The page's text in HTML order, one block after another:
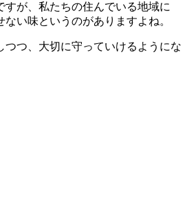
すが、私たちの住んでいる地域に
い味というのがありますよね。
つつ、大切に守っていけるようにな